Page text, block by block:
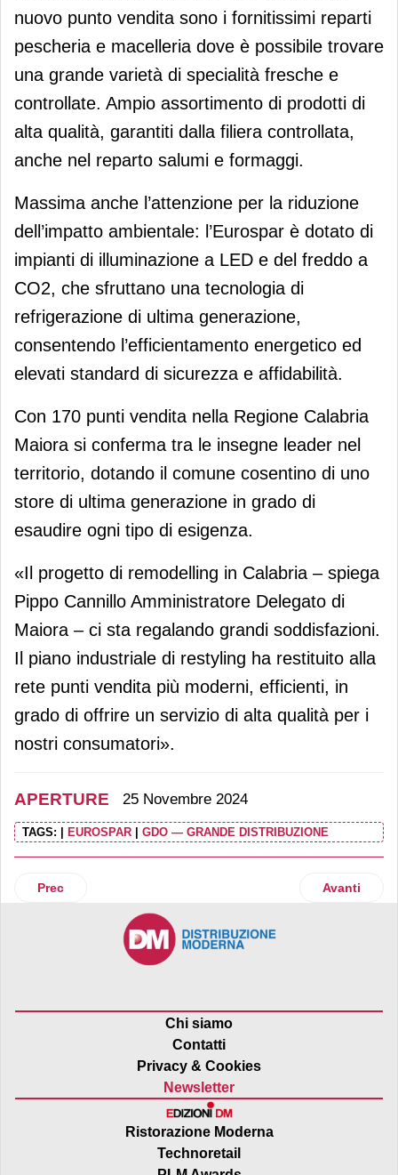
nuovo punto vendita sono i fornitissimi reparti
pescheria e macelleria dove è possibile trovare
una grande varietà di specialità fresche e
controllate. Ampio assortimento di prodotti di
alta qualità, garantiti dalla filiera controllata,
anche nel reparto salumi e formaggi.
Massima anche l’attenzione per la riduzione
dell’impatto ambientale: l’Eurospar è dotato di
impianti di illuminazione a LED e del freddo a
CO2, che sfruttano una tecnologia di
refrigerazione di ultima generazione,
consentendo l’efficientamento energetico ed
elevati standard di sicurezza e affidabilità.
Con 170 punti vendita nella Regione Calabria
Maiora si conferma tra le insegne leader nel
territorio, dotando il comune cosentino di uno
store di ultima generazione in grado di
esaudire ogni tipo di esigenza.
«Il progetto di remodelling in Calabria – spiega
Pippo Cannillo Amministratore Delegato di
Maiora – ci sta regalando grandi soddisfazioni.
Il piano industriale di restyling ha restituito alla
rete punti vendita più moderni, efficienti, in
grado di offrire un servizio di alta qualità per i
nostri consumatori».
APERTURE 25 Novembre 2024
TAGS: | EUROSPAR | GDO — GRANDE DISTRIBUZIONE
Articolo precedente: Lidl inaugura un nuovo punto
Prec Articolo
Avanti
Chi siamo
Contatti
Privacy & Cookies
Newsletter
Ristorazione Moderna
Technoretail